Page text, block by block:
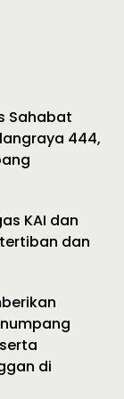
Sahabat
444,
KAI dan
dan
di